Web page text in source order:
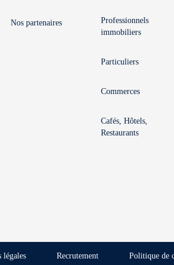
Nos partenaires
Professionnels
immobiliers
Particuliers
Commerces
Cafés, Hôtels,
Restaurants
légales Recrutement Politique de